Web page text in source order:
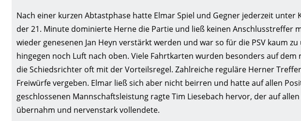
Nach einer kurzen Abtastphase hatte Elmar Spiel und Gegner jederzeit unter
der 21. Minute dominierte Herne die Partie und ließ keinen Anschlusstreffer
wieder genesenen Jan Heyn verstärkt werden und war so für die PSV kaum
hingegen noch Luft nach oben. Viele Fahrtkarten wurden besonders auf
die Schiedsrichter oft mit der Vorteilsregel. Zahlreiche reguläre Herner
Freiwürfe vergeben. Elmar ließ sich aber nicht beirren und hatte auf allen
geschlossenen Mannschaftsleistung ragte Tim Liesebach hervor, der auf
übernahm und nervenstark vollendete.